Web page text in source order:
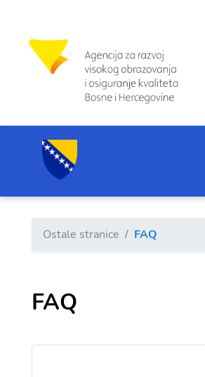
Ostale stranice FAQ
FAQ